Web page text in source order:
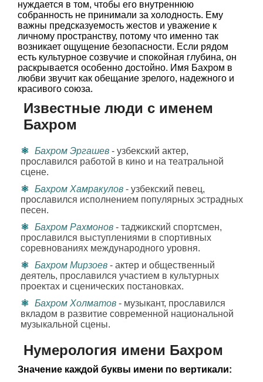
нуждается в том, чтобы его внутреннюю
собранность не принимали за холодность. Ему
важны предсказуемость жестов и уважение к
личному пространству, потому что именно так
возникает ощущение безопасности. Если рядом
есть культурное созвучие и спокойная глубина, он
раскрывается особенно достойно. Имя Бахром в
любви звучит как обещание зрелого, надежного и
красивого союза.
Известные люди с именем
Бахром
Бахром Эргашев - узбекский актер,
прославился работой в кино и на театральной
сцене.
Бахром Хамракулов - узбекский певец,
прославился исполнением популярных эстрадных
песен.
Бахром Рахмонов - таджикский спортсмен,
прославился выступлениями в спортивных
соревнованиях международного уровня.
Бахром Мирзоев - актер и общественный
деятель, прославился участием в культурных
проектах и сценических постановках.
Бахром Холматов - музыкант, прославился
вкладом в развитие современной национальной
музыкальной сцены.
Нумерология имени Бахром
Значение каждой буквы имени по вертикали: